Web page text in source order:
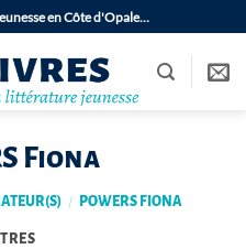
en Côte d'Opale…
Fiona
/ POWERS FIONA